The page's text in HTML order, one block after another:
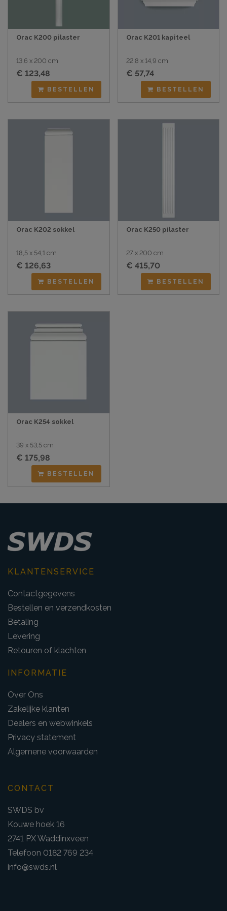
Orac K200 pilaster
13,6 x 200 cm
€ 123,48
BESTELLEN
Orac K201 kapiteel
22,8 x 14,9 cm
€ 57,74
BESTELLEN
Orac K202 sokkel
18,5 x 54,1 cm
€ 126,63
BESTELLEN
Orac K250 pilaster
27 x 200 cm
€ 415,70
BESTELLEN
Orac K254 sokkel
39 x 53,5 cm
€ 175,98
BESTELLEN
KLANTENSERVICE
Contactgegevens
Bestellen en verzendkosten
Betaling
Levering
Retouren of klachten
INFORMATIE
Over Ons
Zakelijke klanten
Dealers en webwinkels
Privacy statement
Algemene voorwaarden
CONTACT
SWDS bv
Kouwe hoek 16
2741 PX Waddinxveen
Telefoon 0182 769 234
info@swds.nl